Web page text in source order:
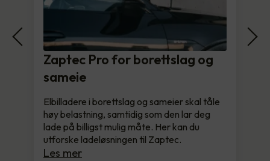
Zaptec Pro for borettslag og
sameie
Elbilladere i borettslag og sameier skal tåle
høy belastning, samtidig som den lar deg
lade på billigst mulig måte. Her kan du
utforske ladeløsningen til Zaptec.
Les mer